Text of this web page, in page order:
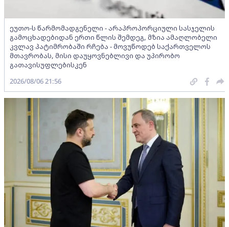
ეუთო-ს წარმომადგენელი - არაპროპორციული სასჯელის
გამოცხადებიდან ერთი წლის შემდეგ, მზია ამაღლობელი
კვლავ პატიმრობაში რჩება - მოვუწოდებ საქართველოს
მთავრობას, მისი დაუყოვნებლივი და უპირობო
გათავისუფლებისკენ
2026/08/06 21:56